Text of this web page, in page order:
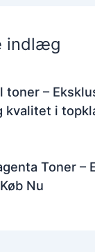
indlæg
toner –
kvalitet i
Toner –
Nu